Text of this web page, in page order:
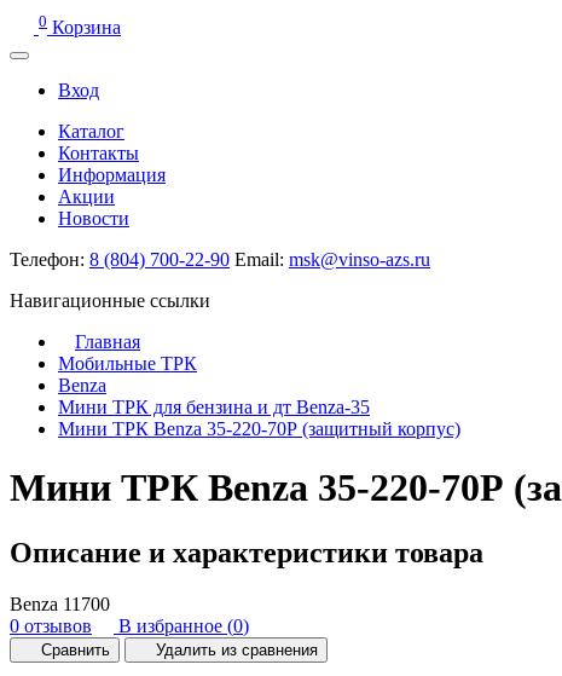
0 Корзина
Вход
Каталог
Контакты
Информация
Акции
Новости
Телефон: 8 (804) 700-22-90 Email: msk@vinso-azs.ru
Навигационные ссылки
Главная
Мобильные ТРК
Benza
Мини ТРК для бензина и дт Benza-35
Мини ТРК Benza 35-220-70Р (защитный корпус)
Мини ТРК Benza 35-220-70Р
Описание и характеристики товара
Benza 11700
0 отзывов
В избранное (0)
Сравнить Удалить из сравнения